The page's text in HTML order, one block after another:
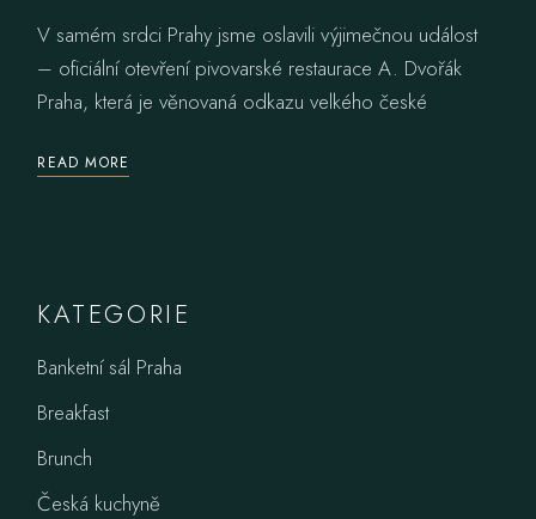
V samém srdci Prahy jsme oslavili výjimečnou událost
– oficiální otevření pivovarské restaurace A. Dvořák
Praha, která je věnovaná odkazu velkého české
READ MORE
KATEGORIE
Banketní sál Praha
Breakfast
Brunch
Česká kuchyně